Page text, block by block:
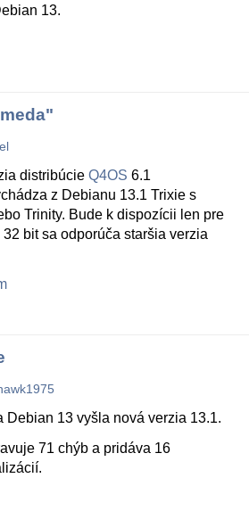
13.
distribúcie Q4OS 6.1
z Debianu 13.1 Trixie s
Trinity. Bude k dispozícii len pre
bit sa odporúča staršia verzia
Debian 13 vyšla nová verzia 13.1.
71 chýb a pridáva 16